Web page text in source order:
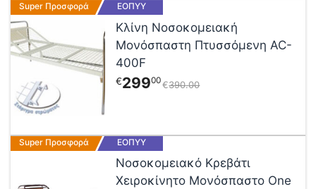
ΕΟΠΥΥ
Super Προσφορά
Κλίνη Νοσοκομειακή
Μονόσπαστη Πτυσσόμενη AC-
400F
390 00
€
29900
€
ΕΟΠΥΥ
Super Προσφορά
Νοσοκομειακό Κρεβάτι
Χειροκίνητο Μονόσπαστο One